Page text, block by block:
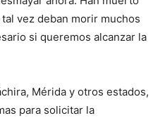
vez deban morir muchos
si queremos alcanzar la
Mérida y otros estados,
para solicitar la